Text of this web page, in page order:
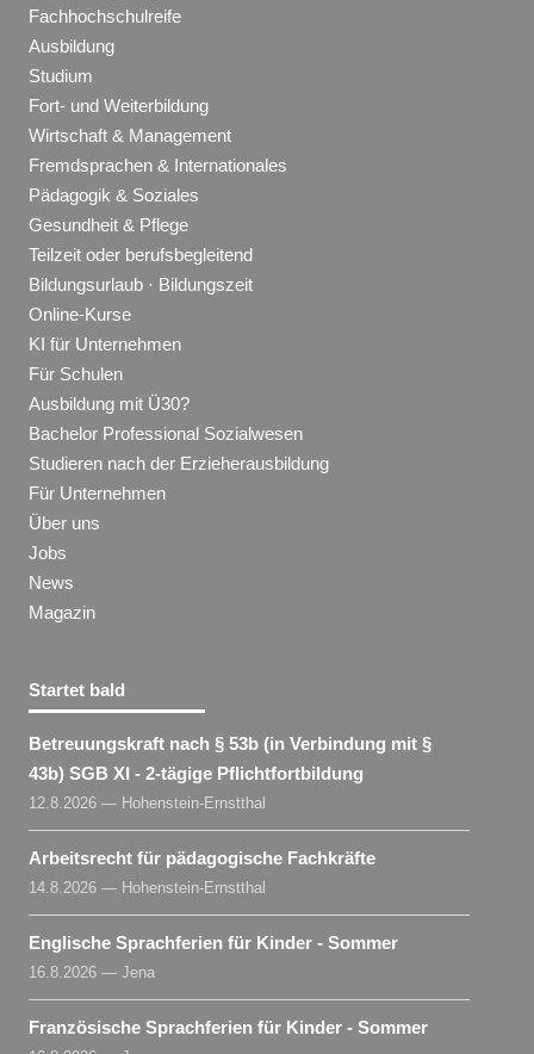
Fachhochschulreife
Ausbildung
Studium
Fort- und Weiterbildung
Wirtschaft & Management
Fremdsprachen & Internationales
Pädagogik & Soziales
Gesundheit & Pflege
Teilzeit oder berufsbegleitend
Bildungsurlaub · Bildungszeit
Online-Kurse
KI für Unternehmen
Für Schulen
Ausbildung mit Ü30?
Bachelor Professional Sozialwesen
Studieren nach der Erzieherausbildung
Für Unternehmen
Über uns
Jobs
News
Magazin
Startet bald
Betreuungskraft nach § 53b (in Verbindung mit §
43b) SGB XI - 2-tägige Pflichtfortbildung
12.8.2026 — Hohenstein-Ernstthal
Arbeitsrecht für pädagogische Fachkräfte
14.8.2026 — Hohenstein-Ernstthal
Englische Sprachferien für Kinder - Sommer
16.8.2026 — Jena
Französische Sprachferien für Kinder - Sommer